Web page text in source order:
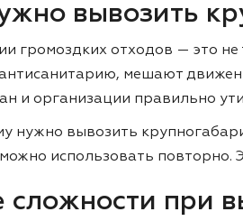
вывозить
громоздких отходов — это
мешают
и организации правильно
нужно вывозить
можно использовать
при